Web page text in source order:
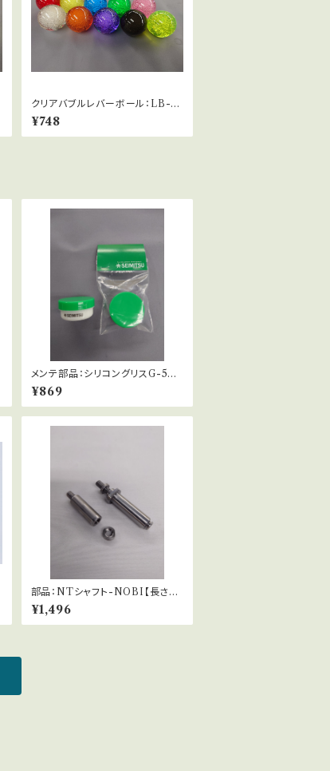
クリアバブルレバーボール：LB-4
9
¥748
メンテ部品：シリコングリスG-501
（10g）
¥869
部品：NTシャフト-NOBI【長さ調
整シャフト】
¥1,496